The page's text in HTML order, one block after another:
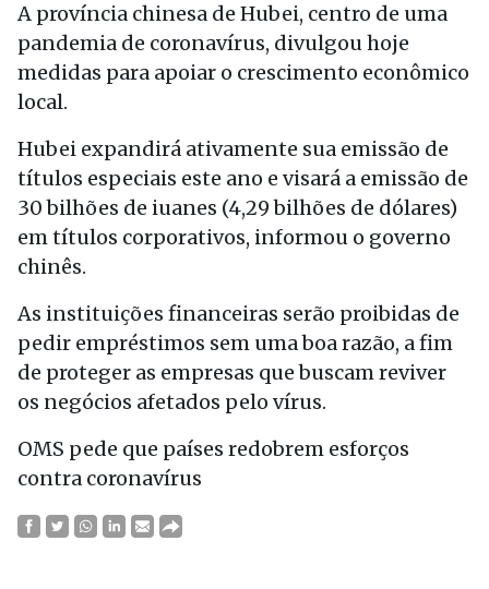
A província chinesa de Hubei, centro de uma
pandemia de coronavírus, divulgou hoje
medidas para apoiar o crescimento econômico
local.
Hubei expandirá ativamente sua emissão de
títulos especiais este ano e visará a emissão de
30 bilhões de iuanes (4,29 bilhões de dólares)
em títulos corporativos, informou o governo
chinês.
As instituições financeiras serão proibidas de
pedir empréstimos sem uma boa razão, a fim
de proteger as empresas que buscam reviver
os negócios afetados pelo vírus.
OMS pede que países redobrem esforços
contra coronavírus